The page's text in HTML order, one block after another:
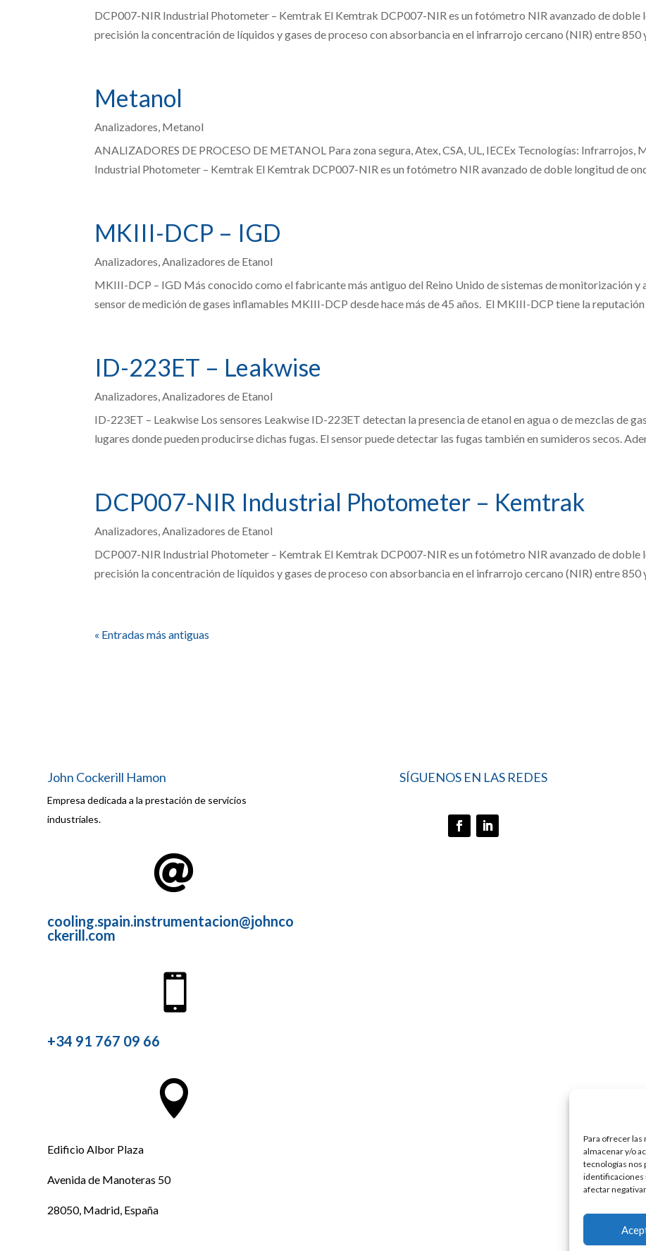
Para ofrecer las
almacenar y/o
tecnologías nos
identificaciones
afectar
DCP007-NIR Industrial Photometer – Kemtrak El Kemtrak DCP007-NIR es un fotómetro NIR avanzado de doble
precisión la concentración de líquidos y gases de proceso con absorbancia en el infrarrojo cercano (NIR) entre 850 y
Metanol
Analizadores Metanol
ANALIZADORES DE PROCESO DE METANOL Para zona segura, Atex, CSA, UL, IECEx Tecnologías:
Industrial Photometer – Kemtrak El Kemtrak DCP007-NIR es un fotómetro NIR avanzado de doble longitud de
MKIII-DCP – IGD
Analizadores Analizadores de Etanol
MKIII-DCP – IGD Más conocido como el fabricante más antiguo del Reino Unido de sistemas de monitorización y
sensor de medición de gases inflamables MKIII-DCP desde hace más de 45 años. El MKIII-DCP tiene la reputación
ID-223ET – Leakwise
Analizadores Analizadores de Etanol
ID-223ET – Leakwise Los sensores Leakwise ID-223ET detectan la presencia de etanol en agua o de mezclas de
lugares donde pueden producirse dichas fugas. El sensor puede detectar las fugas también en sumideros secos.
DCP007-NIR Industrial Photometer – Kemtrak
Analizadores Analizadores de Etanol
DCP007-NIR Industrial Photometer – Kemtrak El Kemtrak DCP007-NIR es un fotómetro NIR avanzado de doble
precisión la concentración de líquidos y gases de proceso con absorbancia en el infrarrojo cercano (NIR) entre 850 y
« Entradas más antiguas
John Cockerill Hamon
Empresa dedicada a la prestación de servicios
industriales.

cooling.spain.instrumentacion@johnco
ckerill.com

+34 91 767 09 66

Edificio Albor Plaza
Avenida de Manoteras 50
28050, Madrid, España
SÍGUENOS EN LAS REDES